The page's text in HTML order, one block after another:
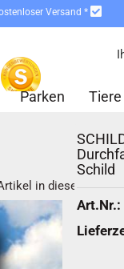
Versand *
Konto erstellen
Passwort vergessen?
Parken Tiere
in dieser
Schild
Art.Nr.: